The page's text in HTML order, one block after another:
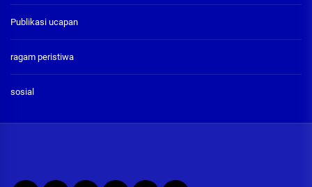
Publikasi ucapan
ragam peristiwa
sosial